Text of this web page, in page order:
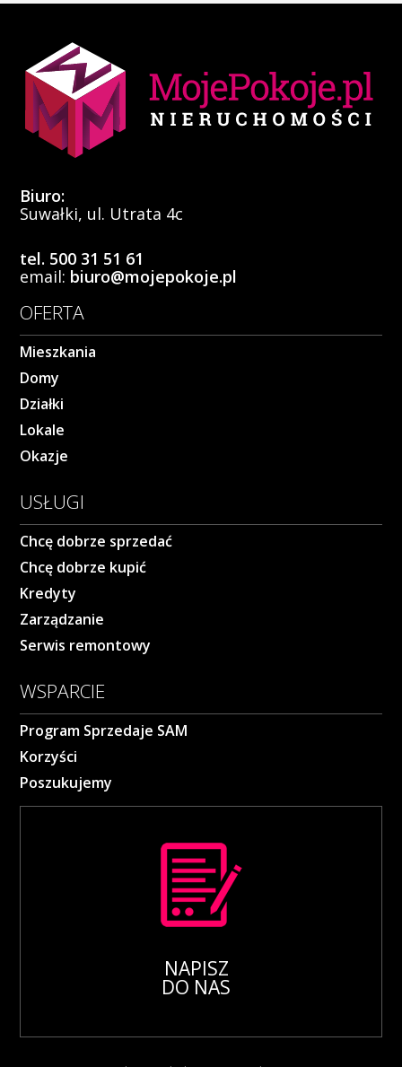
Biuro:
Suwałki, ul. Utrata 4c
tel. 500 31 51 61
email: biuro@mojepokoje.pl
OFERTA
Mieszkania
Domy
Działki
Lokale
Okazje
USŁUGI
Chcę dobrze sprzedać
Chcę dobrze kupić
Kredyty
Zarządzanie
Serwis remontowy
WSPARCIE
Program Sprzedaje SAM
Korzyści
Poszukujemy
NAPISZ
DO NAS